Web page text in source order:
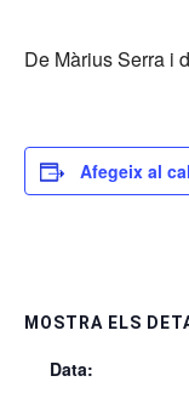
De Màrius Serra i
Afegeix al
MOSTRA ELS
Data: